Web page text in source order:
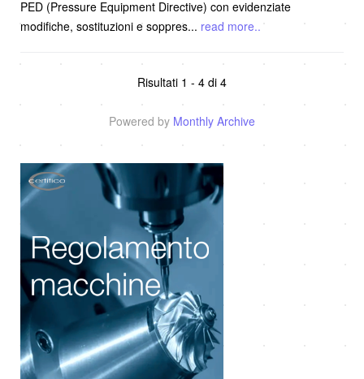
PED (Pressure Equipment Directive) con evidenziate
modifiche, sostituzioni e soppres... read more..
Risultati 1 - 4 di 4
Powered by Monthly Archive